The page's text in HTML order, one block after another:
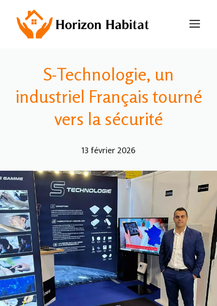
contenu
S-Technologie, un
industriel Français tourné
vers la sécurité
13 février 2026